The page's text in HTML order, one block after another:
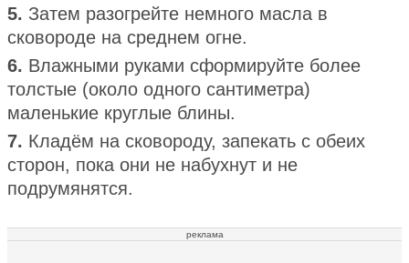
5. Затем разогрейте немного масла в
сковороде на среднем огне.
6. Влажными руками сформируйте более
толстые (около одного сантиметра)
маленькие круглые блины.
7. Кладём на сковороду, запекать с обеих
сторон, пока они не набухнут и не
подрумянятся.
реклама